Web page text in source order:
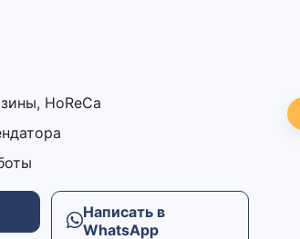
HoReCa
Написать в
WhatsApp